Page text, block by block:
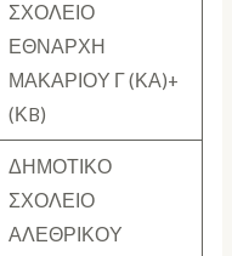
ΣΧΟΛΕΙΟ
ΕΘΝΑΡΧΗ
ΜΑΚΑΡΙΟΥ Γ (ΚΑ)+
(ΚB)
ΔΗΜΟΤΙΚΟ
ΣΧΟΛΕΙΟ
ΑΛΕΘΡΙΚΟΥ